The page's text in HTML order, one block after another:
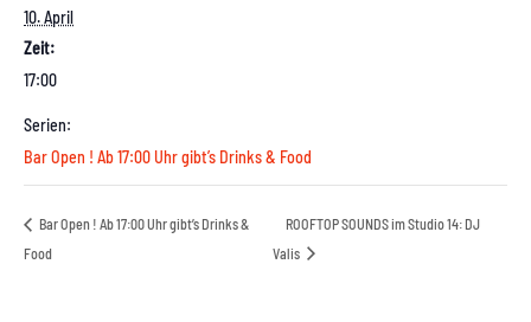
10. April
Zeit:
17:00
Serien:
Bar Open ! Ab 17:00 Uhr gibt’s Drinks & Food
Bar Open ! Ab 17:00 Uhr gibt’s Drinks &
Food
ROOFTOP SOUNDS im Studio 14: DJ
Valis